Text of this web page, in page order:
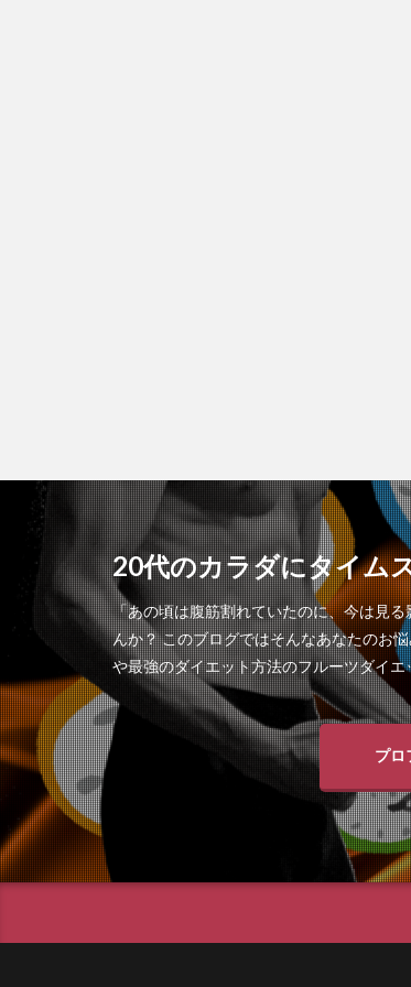
20代のカラダにタイム
「あの頃は腹筋割れていたのに、今は見
んか？ このブログではそんなあなたのお
や最強のダイエット方法のフルーツダイ
プロ